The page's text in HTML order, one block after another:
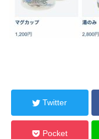
Twitter
Pocket